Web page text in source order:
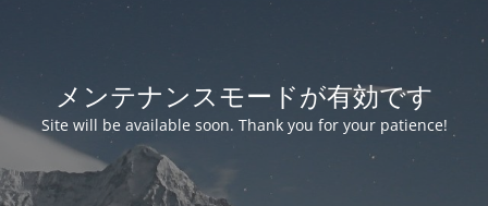
メンテナンスモードが有効です
Site will be available soon. Thank you for your patience!